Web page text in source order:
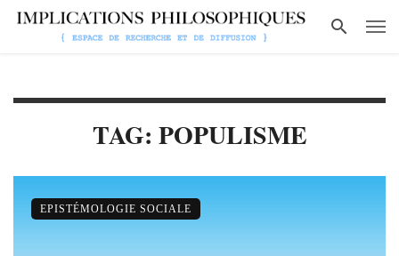
TAG: POPULISME
EPISTÉMOLOGIE SOCIALE